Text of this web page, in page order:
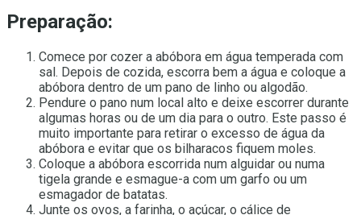
Preparação:
Comece por cozer a abóbora em água temperada com
sal. Depois de cozida, escorra bem a água e coloque a
abóbora dentro de um pano de linho ou algodão.
Pendure o pano num local alto e deixe escorrer durante
algumas horas ou de um dia para o outro. Este passo é
muito importante para retirar o excesso de água da
abóbora e evitar que os bilharacos fiquem moles.
Coloque a abóbora escorrida num alguidar ou numa
tigela grande e esmague-a com um garfo ou um
esmagador de batatas.
Junte os ovos, a farinha, o açúcar, o cálice de